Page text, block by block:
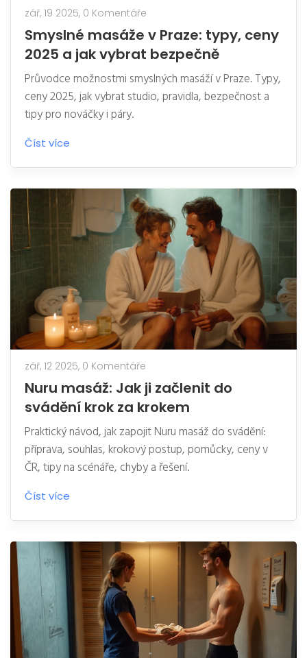
zář, 19 2025, 0 Komentáře
Smyslné masáže v Praze: typy, ceny
2025 a jak vybrat bezpečně
Průvodce možnostmi smyslných masáží v Praze. Typy,
ceny 2025, jak vybrat studio, pravidla, bezpečnost a
tipy pro nováčky i páry.
Číst více
zář, 12 2025, 0 Komentáře
Nuru masáž: Jak ji začlenit do
svádění krok za krokem
Praktický návod, jak zapojit Nuru masáž do svádění:
příprava, souhlas, krokový postup, pomůcky, ceny v
ČR, tipy na scénáře, chyby a řešení.
Číst více